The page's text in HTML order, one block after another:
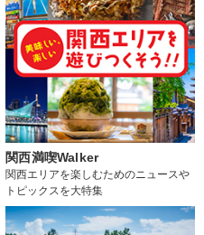
関西満喫Walker
関西エリアを楽しむためのニュースや
トピックスを大特集